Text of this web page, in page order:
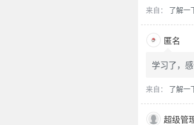
来自： 了解一下
匿名
学习了，
来自： 了解一下
超级管